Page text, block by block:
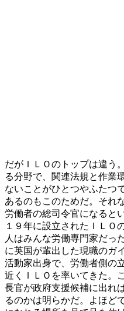
だがＩＬＯのトップは違う
る分野で、関連法規と作業
ないことがひとつやふたつ
あるのもこのためだ。それ
労働者の総司令官になると
１９年に設立されたＩＬＯ
人はみんな労働専門家だっ
に英国が輩出した現職のガ
活動家出身で、労働者側の
近くＩＬＯを率いてきた。
長官が政府支援候補に出れ
るのかは明らかだ。よほど